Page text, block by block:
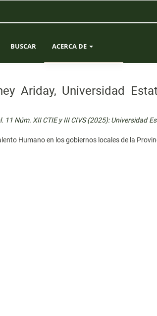
BUSCAR ACERCA DE
EQUIPO EDITORIAL
Ariday, Universidad
11 Núm. XII CTIE y III CIVS (2025): Universidad
Humano en los gobiernos locales de la